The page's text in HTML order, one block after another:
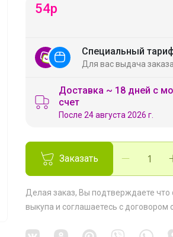
54р
Специальный
Для вас выдача
Доставка ~ 18 дней с
счет
После 24 августа 2026 г.
Заказать
Делая заказ, Вы подтверждаете что
выкупа и соглашаетесь с договором